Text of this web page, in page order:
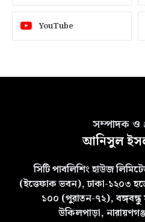
YouTube
সম্পাদক ও
আনিসুল
সিটি পাবলিশিং হাউজ
(ইত্তেফাক ভবন), ঢাকা-১২০৩
১০০ (পুরাতন-৭২),
উকিলপাড়া,